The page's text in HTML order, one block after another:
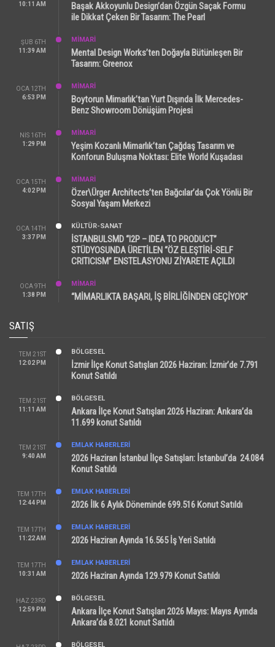
10:11 AM
Başak Akkoyunlu Design’dan Özgün Saçak Formu
ile Dikkat Çeken Bir Tasarım: The Pearl
ŞUB 6TH
11:39 AM
MİMARİ
Mental Design Works’ten Doğayla Bütünleşen Bir
Tasarım: Greenox
OCA 12TH
6:53 PM
MİMARİ
Boytorun Mimarlık’tan Yurt Dışında İlk Mercedes-
Benz Showroom Dönüşüm Projesi
NIS 16TH
1:29 PM
MİMARİ
Yeşim Kozanlı Mimarlık’tan Çağdaş Tasarım ve
Konforun Buluşma Noktası: Elite World Kuşadası
OCA 15TH
4:02 PM
MİMARİ
Özer\Ürger Architects’ten Bağcılar’da Çok Yönlü Bir
Sosyal Yaşam Merkezi
OCA 14TH
3:37 PM
KÜLTÜR-SANAT
İSTANBULSMD “I2P – IDEA TO PRODUCT”
STÜDYOSUNDA ÜRETİLEN “ÖZ ELEŞTİRİ-SELF
CRITICISM” ENSTELASYONU ZİYARETE AÇILDI
OCA 9TH
1:38 PM
MİMARİ
“MİMARLIKTA BAŞARI, İŞ BİRLİĞİNDEN GEÇİYOR”
SATIŞ
TEM 21ST
12:02 PM
BÖLGESEL
İzmir İlçe Konut Satışları 2026 Haziran: İzmir’de 7.791
Konut Satıldı
TEM 21ST
11:11 AM
BÖLGESEL
Ankara İlçe Konut Satışları 2026 Haziran: Ankara’da
11.699 konut Satıldı
TEM 21ST
9:40 AM
EMLAK HABERLERI
2026 Haziran İstanbul İlçe Satışları: İstanbul’da 24.084
Konut Satıldı
TEM 17TH
12:44 PM
EMLAK HABERLERI
2026 İlk 6 Aylık Döneminde 699.516 Konut Satıldı
TEM 17TH
11:22 AM
EMLAK HABERLERI
2026 Haziran Ayında 16.565 İş Yeri Satıldı
TEM 17TH
10:31 AM
EMLAK HABERLERI
2026 Haziran Ayında 129.979 Konut Satıldı
HAZ 23RD
12:59 PM
BÖLGESEL
Ankara İlçe Konut Satışları 2026 Mayıs: Mayıs Ayında
Ankara’da 8.021 konut Satıldı
BÖLGESEL